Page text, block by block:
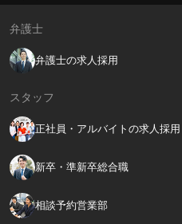
弁護士
弁護士の求人採用
スタッフ
正社員・アルバイトの求人採用
新卒・準新卒総合職
相談予約営業部